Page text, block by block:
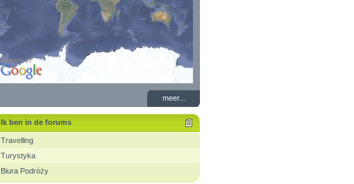
meer...
Ik ben in de forums
Travelling
Turystyka
Biura Podróży